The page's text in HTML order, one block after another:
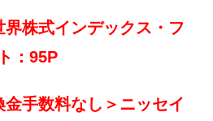
株式インデックス・フ
：95P
手数料なし＞ニッセイ